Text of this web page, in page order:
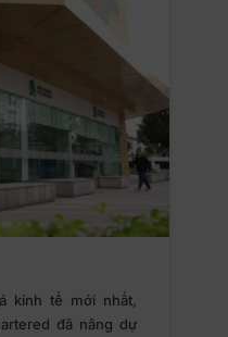
kinh tế mới nhất,
đã nâng dự